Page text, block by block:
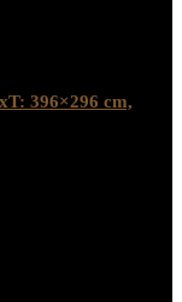
396×296 cm,